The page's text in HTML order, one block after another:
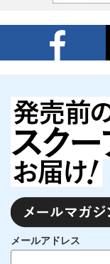
メールアドレス